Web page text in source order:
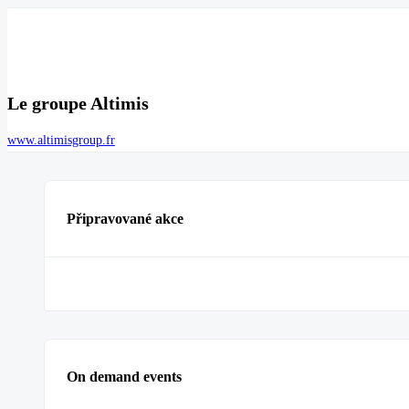
Le groupe Altimis
www.altimisgroup.fr
Připravované akce
On demand events